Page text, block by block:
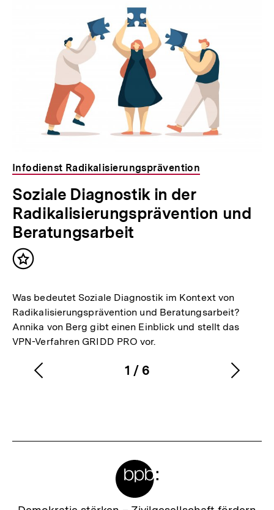
Infodienst Radikalisierungsprävention
Soziale Diagnostik in der
Radikalisierungsprävention und
Beratungsarbeit
Inhalt
Was bedeutet Soziale Diagnostik im Kontext von
Radikalisierungsprävention und Beratungsarbeit?
Annika von Berg gibt einen Einblick und stellt das
VPN-Verfahren GRIDD PRO vor.
Karussellinhalt
1
von
/ 6
Vorherigen